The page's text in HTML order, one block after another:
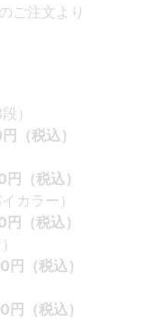
ご注文より
）
（税込）
（税込）
カラー）
（税込）
（税込）
（税込）